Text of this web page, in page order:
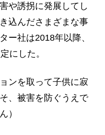
や誘拐に発展してし
込んださまざまな事
ー社は2018年以降、
にした。
ンを取って子供に寂
、被害を防ぐうえで
）